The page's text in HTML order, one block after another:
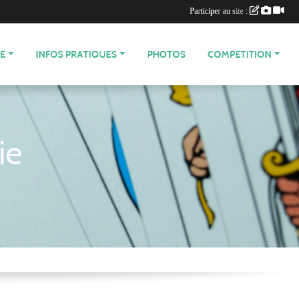
INFOS PRATIQUES PHOTOS COMPETITION
Participer au site :